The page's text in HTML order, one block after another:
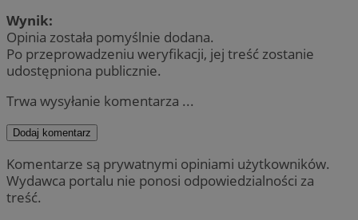
Wynik:
Opinia została pomyślnie dodana.
Po przeprowadzeniu weryfikacji, jej treść zostanie
udostępniona publicznie.
Trwa wysyłanie komentarza ...
Dodaj komentarz
Komentarze są prywatnymi opiniami użytkowników.
Wydawca portalu nie ponosi odpowiedzialności za
treść.